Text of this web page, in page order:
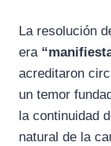
La resolución
era
acreditaron
un temor
la continuidad
natural de la